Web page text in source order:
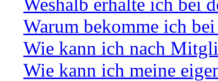
Warum bekomme ich
Wie kann ich nach
Wie kann ich meine